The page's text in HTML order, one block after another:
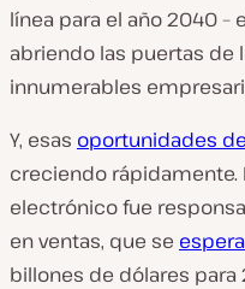
línea para el año 2040
abriendo las puertas de
innumerables
Y, esas oportunidades
creciendo rápidamente.
electrónico fue
en ventas, que se
billones de dólares para